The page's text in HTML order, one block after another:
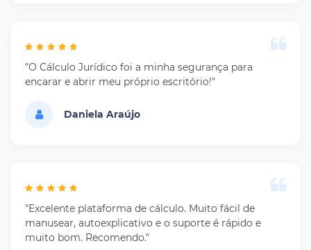
"O Cálculo Jurídico foi a minha segurança para
encarar e abrir meu próprio escritório!"
Daniela Araújo
"Excelente plataforma de cálculo. Muito fácil de
manusear, autoexplicativo e o suporte é rápido e
muito bom. Recomendo."